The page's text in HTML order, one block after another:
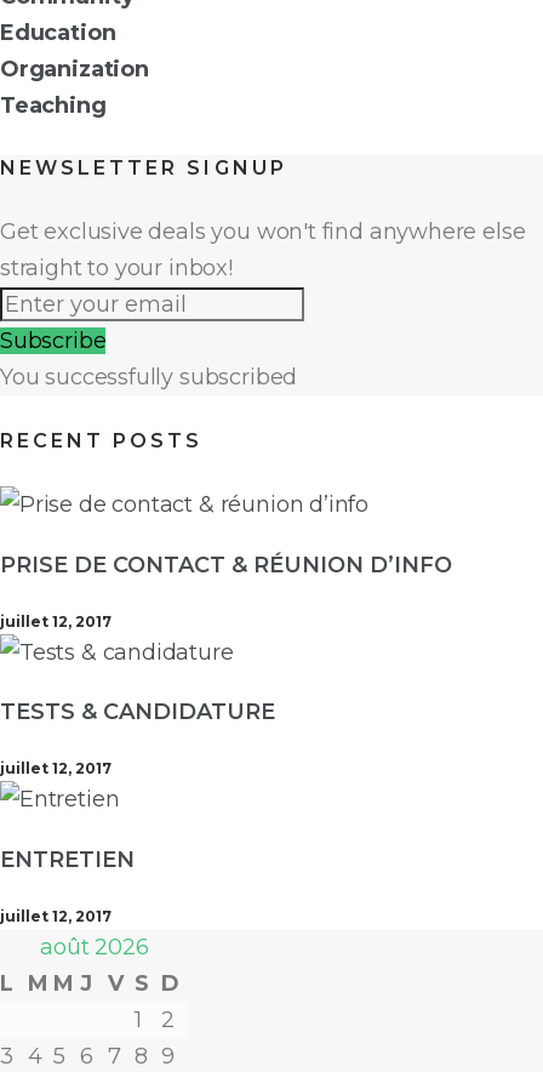
Education
Organization
Teaching
NEWSLETTER SIGNUP
Get exclusive deals you won't find anywhere else
straight to your inbox!
Subscribe
You successfully subscribed
RECENT POSTS
PRISE DE CONTACT & RÉUNION D’INFO
juillet 12, 2017
TESTS & CANDIDATURE
juillet 12, 2017
ENTRETIEN
juillet 12, 2017
août 2026
L
M M J V S D
1
2
3 4 5 6 7 8 9